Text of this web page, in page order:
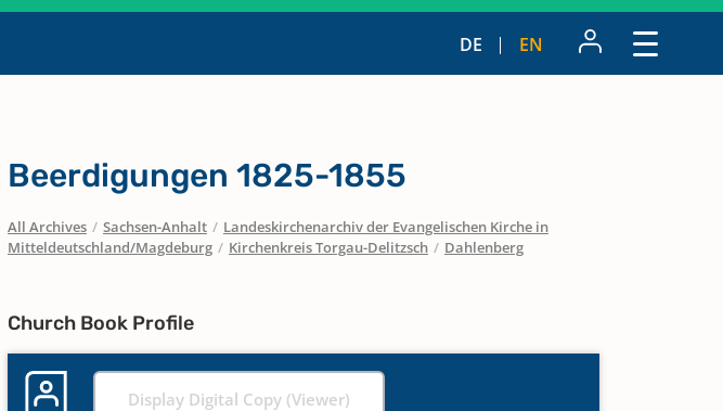
DE EN
Beerdigungen 1825-1855
All Archives / Sachsen-Anhalt / Landeskirchenarchiv der Evangelischen Kirche in
Mitteldeutschland/Magdeburg / Kirchenkreis Torgau-Delitzsch / Dahlenberg
Church Book Profile
Display Digital Copy (Viewer)